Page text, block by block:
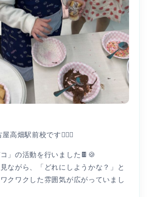
高畑駅前校です👩🏻‍⚕️
」の活動を行いました🍫🍪
ながら、「どれにしようかな？」と
クワクした雰囲気が広がっていまし